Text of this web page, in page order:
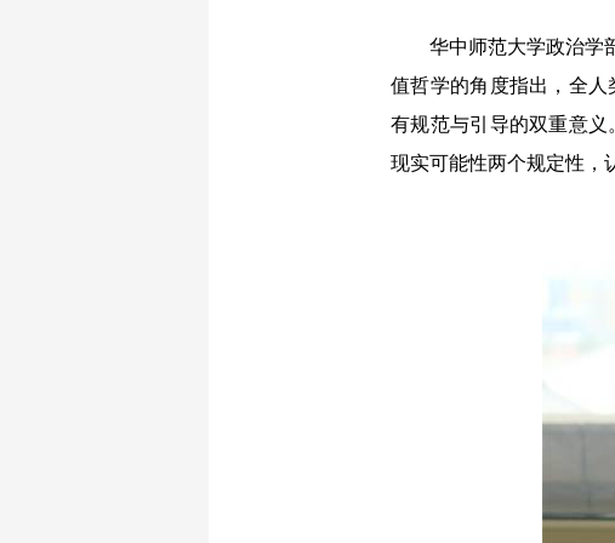
华中师范大学政治学部
值哲学的角度指出，全
有规范与引导的双重意
现实可能性两个规定性，